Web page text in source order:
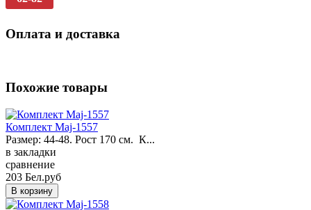
Оплата и доставка
Похожие товары
Комплект Maj-1557
Размер: 44-48. Рост 170 см. К...
в закладки
сравнение
203 Бел.руб